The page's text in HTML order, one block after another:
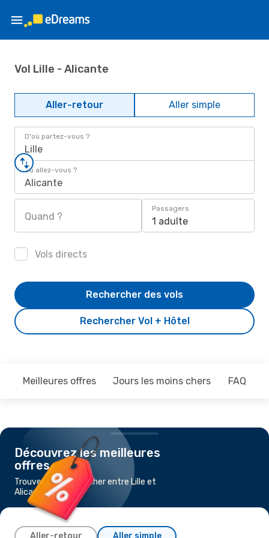
Vol Lille - Alicante
Aller-retour Aller simple
D'où partez-vous ?
Lille
Où allez-vous ?
Alicante
Quand ?
Passagers
1 adulte
Vols directs
Rechercher Vol + Hôtel
Rechercher des vols
Meilleures offres Jours les moins chers FAQ
Découvrez les meilleures
offres
Trouvez un vol pas cher entre Lille et
Alicante
Aller-retour Aller simple